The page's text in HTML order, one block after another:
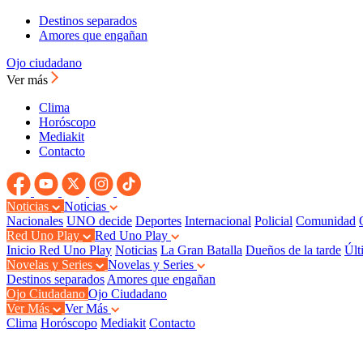
Destinos separados
Amores que engañan
Ojo ciudadano
Ver más
Clima
Horóscopo
Mediakit
Contacto
Noticias
Noticias
Nacionales UNO decide Deportes Internacional Policial Comunidad
Red Uno Play
Red Uno Play
Inicio Red Uno Play Noticias La Gran Batalla Dueños de la tarde
Novelas y Series
Novelas y Series
Destinos separados Amores que engañan
Ojo Ciudadano Ojo Ciudadano
Ver Más
Ver Más
Clima Horóscopo Mediakit Contacto